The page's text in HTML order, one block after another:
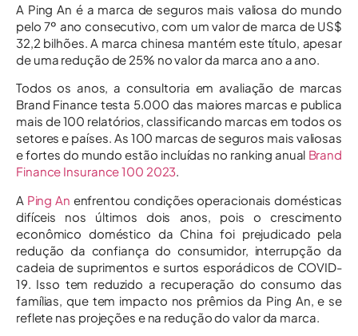
A Ping An é a marca de seguros mais valiosa do mundo
pelo 7º ano consecutivo, com um valor de marca de US$
32,2 bilhões. A marca chinesa mantém este título, apesar
de uma redução de 25% no valor da marca ano a ano.
Todos os anos, a consultoria em avaliação de marcas
Brand Finance testa 5.000 das maiores marcas e publica
mais de 100 relatórios, classificando marcas em todos os
setores e países. As 100 marcas de seguros mais valiosas
e fortes do mundo estão incluídas no ranking anual Brand
Finance Insurance 100 2023.
A Ping An enfrentou condições operacionais domésticas
difíceis nos últimos dois anos, pois o crescimento
econômico doméstico da China foi prejudicado pela
redução da confiança do consumidor, interrupção da
cadeia de suprimentos e surtos esporádicos de COVID-
19. Isso tem reduzido a recuperação do consumo das
famílias, que tem impacto nos prêmios da Ping An, e se
reflete nas projeções e na redução do valor da marca.